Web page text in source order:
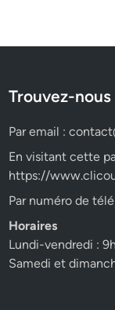
Trouvez-nous
Par email :
En visitant cette
https://
Par numéro de
Horaires
Lundi-vendredi :
Samedi et